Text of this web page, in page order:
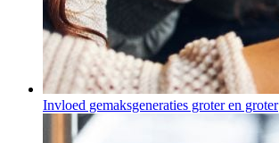
Invloed gemaksgeneraties groter en groter